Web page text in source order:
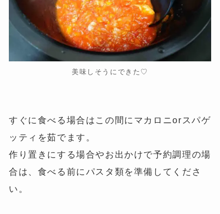
美味しそうにできた♡
すぐに食べる場合はこの間にマカロニorスパゲ
ッティを茹でます。
作り置きにする場合やお出かけで予約調理の場
合は、食べる前にパスタ類を準備してくださ
い。